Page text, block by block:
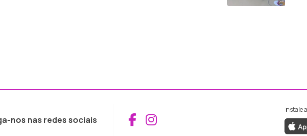
nos nas redes sociais Aceder ao Facebook da RTP
Aceder ao Instagram da
Instale